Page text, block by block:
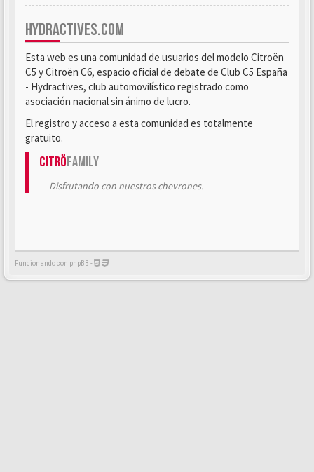
HYDRACTIVES.COM
Esta web es una comunidad de usuarios del modelo Citroën
C5 y Citroën C6, espacio oficial de debate de Club C5 España
- Hydractives, club automovilístico registrado como
asociación nacional sin ánimo de lucro.
El registro y acceso a esta comunidad es totalmente
gratuito.
CitröFamily
Disfrutando con nuestros chevrones.
Funcionando con phpBB -